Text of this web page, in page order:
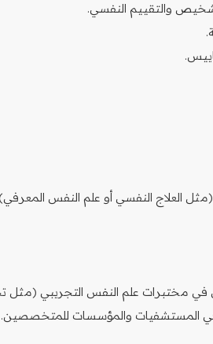
والتقييم النفسي.
العلاج النفسي أو علم النفس
مختبرات علم النفس التجريبي (مثل
في المستشفيات والمؤسسات للمتخصصين.